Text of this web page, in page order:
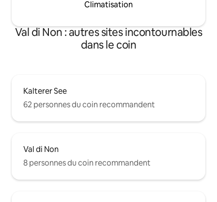
Climatisation
Val di Non : autres sites incontournables
dans le coin
Kalterer See
62 personnes du coin recommandent
Val di Non
8 personnes du coin recommandent